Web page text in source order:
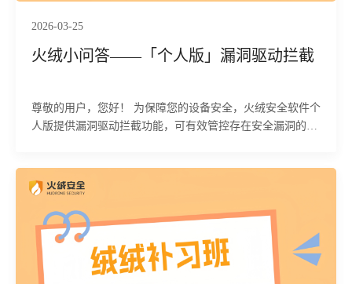
2026-03-25
火绒小问答——「个人版」漏洞驱动拦截
尊敬的用户，您好！ 为保障您的设备安全，火绒安全软件个
人版提供漏洞驱动拦截功能，可有效管控存在安全漏洞的驱